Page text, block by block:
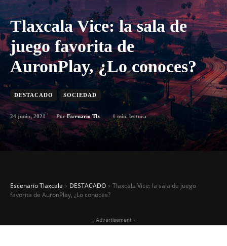
Tlaxcala Vice: la sala de
juego favorita de
AuronPlay, ¿Lo conoces?
DESTACADO SOCIEDAD
24 junio, 2021 Por Escenario Tlx 1min. lectura
Escenario Tlaxcala DESTACADO
Tlaxcala Vice: la sala de juego
favorita de AuronPlay, ¿Lo conoces?
- Advertisement -